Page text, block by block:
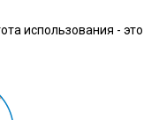
использования - это